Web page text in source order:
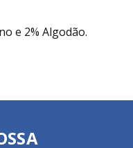
e 2% Algodão.